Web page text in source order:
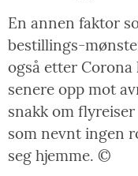
En annen faktor
bestillings-
også etter
senere opp mot
snakk om
som nevnt ingen
seg hjemme. ©